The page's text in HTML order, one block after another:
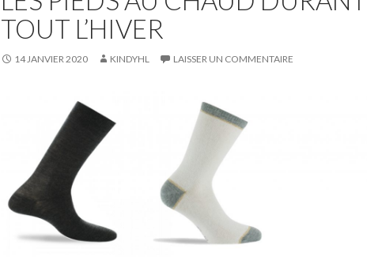
TOUT L’HIVER
14 JANVIER 2020 KINDYHL LAISSER UN COMMENTAIRE